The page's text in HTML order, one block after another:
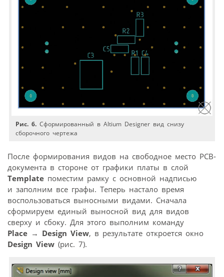
Рис. 6. Сформированный в Altium Designer вид снизу
сборочного чертежа
После формирования видов на свободное место PCB­-
документа в стороне от графики платы в слой
Template поместим рамку с основной надписью
и заполним все графы. Теперь настало время
воспользоваться выносными видами. Сначала
сформируем единый выносной вид для видов
сверху и сбоку. Для этого выполним команду
Place → Design View, в результате откроется окно
Design View (рис. 7).